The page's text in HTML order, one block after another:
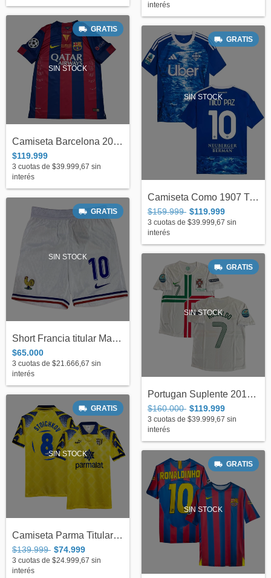
interés
SIN STOCK
GRATIS
Camiseta Barcelona 2015 #Messi 10
$119.999
3 cuotas de $39.999,67 sin
interés
SIN STOCK
GRATIS
Camiseta Como 1907 Titular 2025/26 #10 N...
$159.999 $119.999
3 cuotas de $39.999,67 sin
interés
SIN STOCK
GRATIS
Short Francia titular Match 2024 (#10) -...
$65.000
3 cuotas de $21.666,67 sin
interés
SIN STOCK
GRATIS
Portugan Suplente 2012 #7 Ronaldo - Adul...
$160.000 $119.999
3 cuotas de $39.999,67 sin
interés
SIN STOCK
GRATIS
Camiseta Parma Titular Puma 1995/97 #8 S...
$139.999 $74.999
3 cuotas de $24.999,67 sin
interés
SIN STOCK
GRATIS